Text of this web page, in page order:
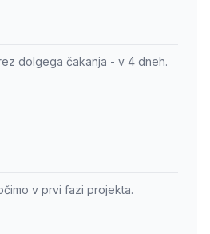
dolgega čakanja - v 4 dneh.
v prvi fazi projekta.